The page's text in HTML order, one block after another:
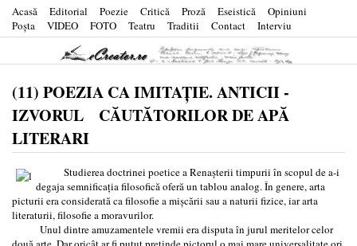
Acasă Editorial Poezie Critică Proză Eseistică
Opiniuni
Poşta
VIDEO FOTO Teatru Traditii Contact Interviu
(11) POEZIA CA IMITAȚIE. ANTICII -
IZVORUL CĂUTĂTORILOR DE APĂ
LITERARI
Studierea doctrinei poetice a Renașterii timpurii în scopul de a-i
degaja semnificația filosofică oferă un tablou analog. În genere, arta
picturii era considerată ca filosofie a mișcării sau a naturii fizice, iar arta
literaturii, filosofie a moravurilor.
Unul dintre amuzamentele vremii era disputa în jurul meritelor celor